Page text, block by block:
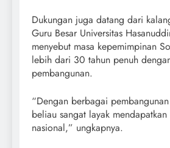
Dukungan juga datang dari
Guru Besar Universitas
menyebut masa kepemimpinan
lebih dari 30 tahun penuh
pembangunan.
“Dengan berbagai
beliau sangat layak
nasional,” ungkapnya.